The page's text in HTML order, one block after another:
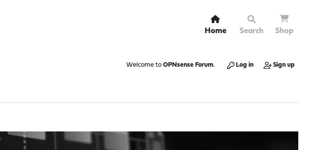
Home Search Shop
Welcome to OPNsense Forum. Log in Sign up